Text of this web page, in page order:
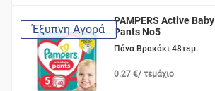
Έξυπνη Αγορά
PAMPERS Active Baby
Pants No5
Πάνα Βρακάκι 48τεμ.
0.27 €/ τεμάχιο